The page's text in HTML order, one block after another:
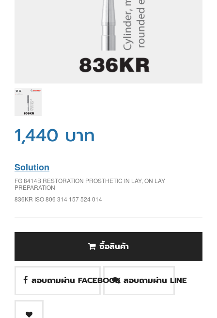
1,440 บาท
Solution
FG 8414B RESTORATION PROSTHETIC IN LAY, ON LAY
PREPARATION
836KR ISO 806 314 157 524 014
ซื้อสินค้า
สอบถามผ่าน FACEBOOK สอบถามผ่าน LINE